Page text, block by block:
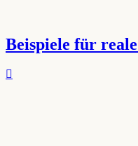
Beispiele für